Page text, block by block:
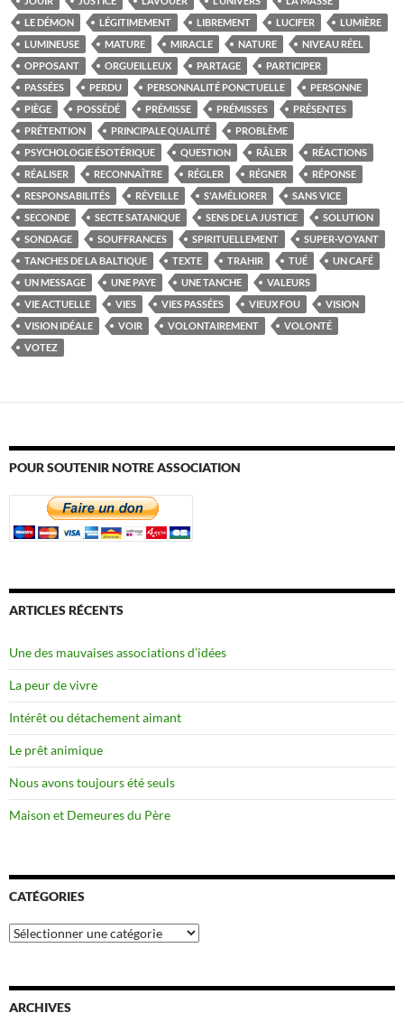
LE DÉMON
LÉGITIMEMENT LIBREMENT LUCIFER
LUMIÈRE
LUMINEUSE
MATURE MIRACLE NATURE
NIVEAU RÉEL
OPPOSANT
ORGUEILLEUX PARTAGE
PARTICIPER
PASSÉES
PERDU PERSONNALITÉ PONCTUELLE
PERSONNE
PIÈGE
POSSÉDÉ PRÉMISSE PRÉMISSES
PRÉSENTES
PRÉTENTION
PRINCIPALE QUALITÉ
PROBLÈME
PSYCHOLOGIE ÉSOTÉRIQUE
QUESTION RÂLER
RÉACTIONS
RÉALISER
RECONNAÎTRE RÉGLER RÉGNER
RÉPONSE
RESPONSABILITÉS
RÉVEILLE S'AMÉLIORER
SANS VICE
SECONDE
SECTE SATANIQUE SENS DE LA JUSTICE
SOLUTION
SONDAGE
SOUFFRANCES SPIRITUELLEMENT
SUPER-VOYANT
TANCHES DE LA BALTIQUE
TEXTE TRAHIR TUÉ
UN CAFÉ
UN MESSAGE
UNE PAYE UNE TANCHE
VALEURS
VIE ACTUELLE
VIES VIES PASSÉES VIEUX FOU
VISION
VISION IDÉALE
VOIR VOLONTAIREMENT
VOLONTÉ
VOTEZ
POUR SOUTENIR NOTRE ASSOCIATION
ARTICLES RÉCENTS
Une des mauvaises associations d’idées
La peur de vivre
Intérêt ou détachement aimant
Le prêt animique
Nous avons toujours été seuls
Maison et Demeures du Père
CATÉGORIES
Catégories
ARCHIVES